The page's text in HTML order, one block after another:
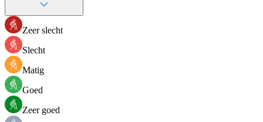
Zeer slecht
Slecht
Matig
Goed
Zeer goed